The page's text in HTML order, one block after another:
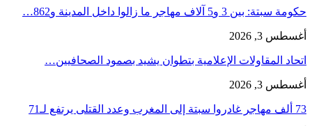
حكومة سبتة: بين 3 و5 آلاف مهاجر ما زالوا داخل المدينة و862…
أغسطس 3, 2026
اتحاد المقاولات الإعلامية بتطوان يشيد بصمود الصحافيين…
أغسطس 3, 2026
73 ألف مهاجر غادروا سبتة إلى المغرب وعدد القتلى يرتفع لـ71